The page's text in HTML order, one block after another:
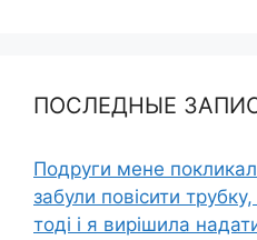
ПОСЛЕДНЫЕ
Подруги мене
забули повісити
тоді і я вирішила